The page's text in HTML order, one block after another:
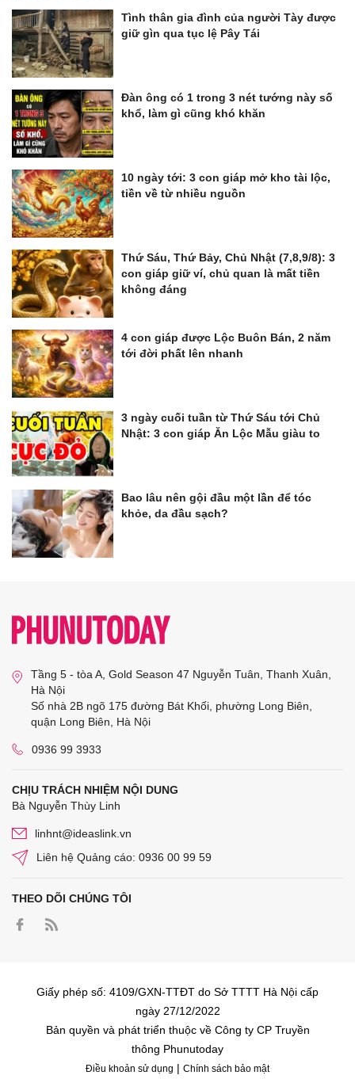
Tình thân gia đình của người Tày được
giữ gìn qua tục lệ Pây Tái
Đàn ông có 1 trong 3 nét tướng này số
khổ, làm gì cũng khó khăn
10 ngày tới: 3 con giáp mở kho tài lộc,
tiền về từ nhiều nguồn
Thứ Sáu, Thứ Bảy, Chủ Nhật (7,8,9/8): 3
con giáp giữ ví, chủ quan là mất tiền
không đáng
4 con giáp được Lộc Buôn Bán, 2 năm
tới đời phất lên nhanh
3 ngày cuối tuần từ Thứ Sáu tới Chủ
Nhật: 3 con giáp Ăn Lộc Mẫu giàu to
Bao lâu nên gội đầu một lần để tóc
khỏe, da đầu sạch?
Tầng 5 - tòa A, Gold Season 47 Nguyễn Tuân, Thanh Xuân,
Hà Nội
Số nhà 2B ngõ 175 đường Bát Khối, phường Long Biên,
quận Long Biên, Hà Nội
0936 99 3933
CHỊU TRÁCH NHIỆM NỘI DUNG
Bà Nguyễn Thùy Linh
linhnt@ideaslink.vn
Liên hệ Quảng cáo: 0936 00 99 59
THEO DÕI CHÚNG TÔI
Giấy phép số: 4109/GXN-TTĐT do Sở TTTT Hà Nội cấp
ngày 27/12/2022
Bản quyền và phát triển thuộc về Công ty CP Truyền
thông Phunutoday
Điều khoản sử dụng | Chính sách bảo mật